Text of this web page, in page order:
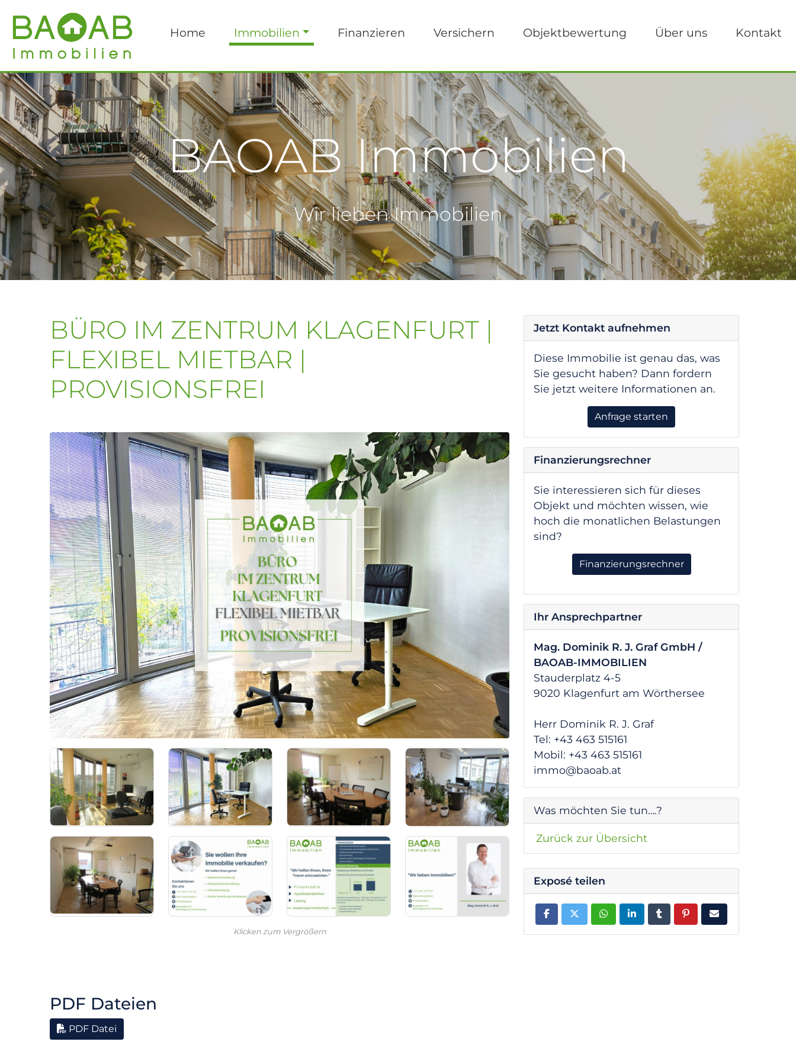
Home Immobilien Finanzieren Versichern Objektbewertung Über uns Kontakt
BAOAB Immobilien
Wir lieben Immobilien
BÜRO IM ZENTRUM KLAGENFURT |
FLEXIBEL MIETBAR |
PROVISIONSFREI
Klicken zum Vergrößern
PDF Dateien
PDF Datei
Jetzt Kontakt aufnehmen
Diese Immobilie ist genau das, was
Sie gesucht haben? Dann fordern
Sie jetzt weitere Informationen an.
Anfrage starten
Finanzierungsrechner
Sie interessieren sich für dieses
Objekt und möchten wissen, wie
hoch die monatlichen Belastungen
sind?
Finanzierungsrechner
Ihr Ansprechpartner
Mag. Dominik R. J. Graf GmbH /
BAOAB-IMMOBILIEN
Stauderplatz 4-5
9020 Klagenfurt am Wörthersee
Herr Dominik R. J. Graf
Tel: +43 463 515161
Mobil: +43 463 515161
immo@baoab.at
Was möchten Sie tun….?
Zurück zur Übersicht
Exposé teilen